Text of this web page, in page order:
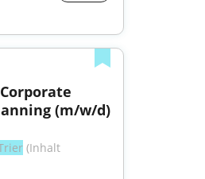
(m/w/d)
(Inhalt